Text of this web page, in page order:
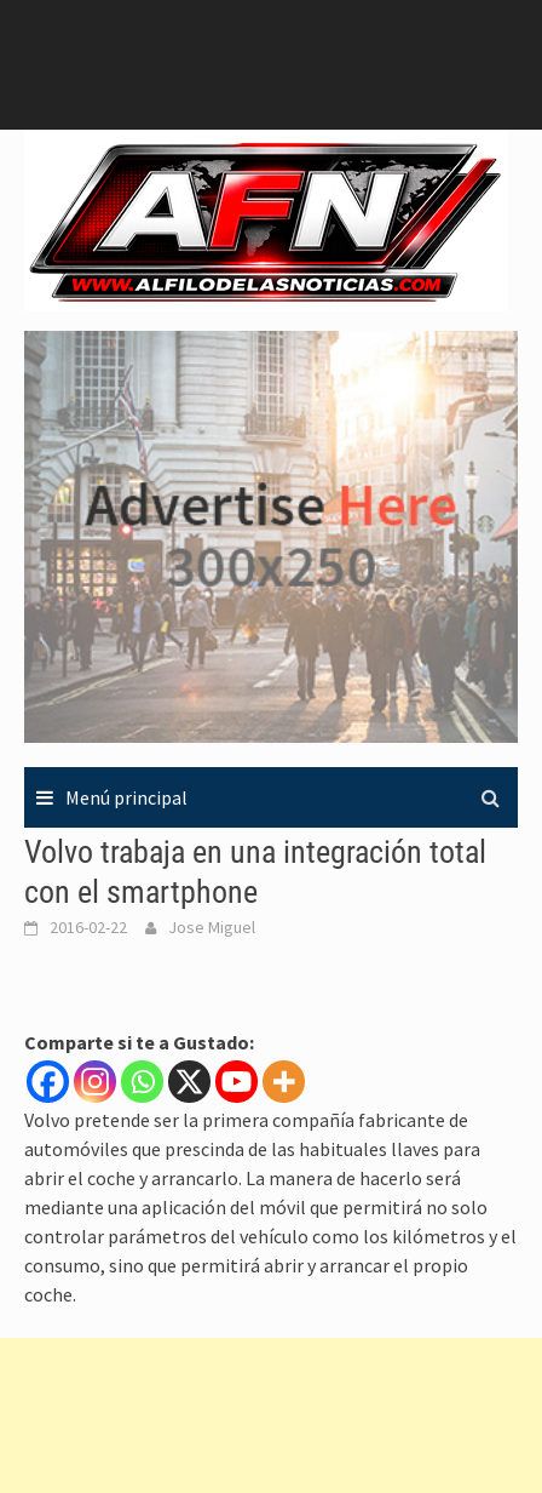
Menú principal
Volvo trabaja en una integración total
con el smartphone
2016-02-22 Jose Miguel
Comparte si te a Gustado:
Volvo pretende ser la primera compañía fabricante de
automóviles que prescinda de las habituales llaves para
abrir el coche y arrancarlo. La manera de hacerlo será
mediante una aplicación del móvil que permitirá no solo
controlar parámetros del vehículo como los kilómetros y el
consumo, sino que permitirá abrir y arrancar el propio
coche.